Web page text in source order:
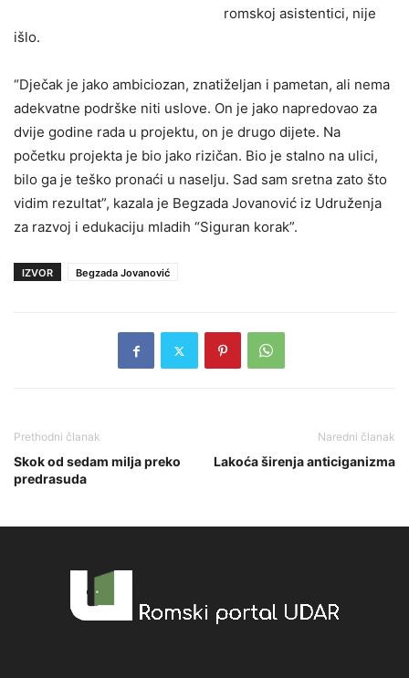
romskoj asistentici, nije
išlo.
“Dječak je jako ambiciozan, znatiželjan i pametan, ali nema
adekvatne podrške niti uslove. On je jako napredovao za
dvije godine rada u projektu, on je drugo dijete. Na
početku projekta je bio jako rizičan. Bio je stalno na ulici,
bilo ga je teško pronaći u naselju. Sad sam sretna zato što
vidim rezultat”, kazala je Begzada Jovanović iz Udruženja
za razvoj i edukaciju mladih “Siguran korak”.
IZVOR Begzada Jovanović
Prethodni članak
Skok od sedam milja preko
predrasuda
Naredni članak
Lakoća širenja anticiganizma